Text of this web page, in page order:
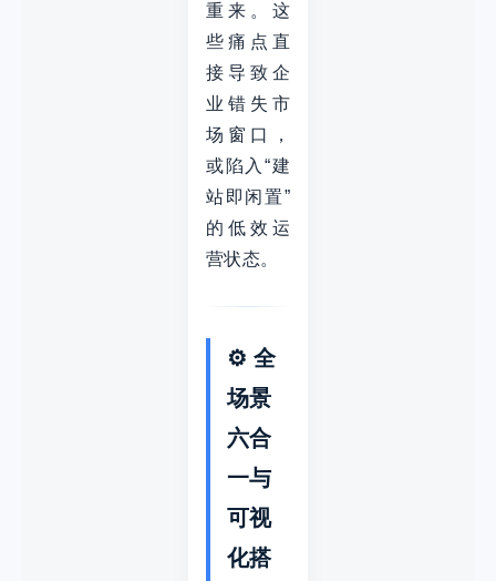
重来。这
些痛点直
接导致企
业错失市
场窗口，
或陷入“建
站即闲置”
的低效运
营状态。
⚙️ 全
场景
六合
一与
可视
化搭